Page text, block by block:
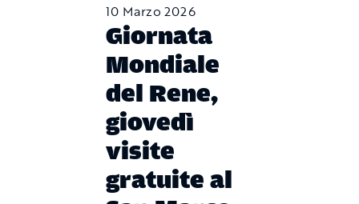
10 Marzo 2026
Giornata
Mondiale
del Rene,
giovedì
visite
gratuite al